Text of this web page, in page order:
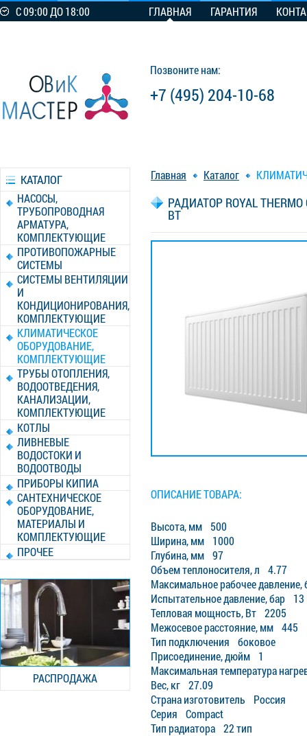
С 09:00 ДО 18:00 ГЛАВНАЯ ГАРАНТИЯ
Позвоните нам:
+7 (495) 204-10-68
КАТАЛОГ
НАСОСЫ,
ТРУБОПРОВОДНАЯ
АРМАТУРА,
КОМПЛЕКТУЮЩИЕ
ПРОТИВОПОЖАРНЫЕ
СИСТЕМЫ
СИСТЕМЫ ВЕНТИЛЯЦИИ
И
КОНДИЦИОНИРОВАНИЯ,
КОМПЛЕКТУЮЩИЕ
КЛИМАТИЧЕСКОЕ
ОБОРУДОВАНИЕ,
КОМПЛЕКТУЮЩИЕ
ТРУБЫ ОТОПЛЕНИЯ,
ВОДООТВЕДЕНИЯ,
КАНАЛИЗАЦИИ,
КОМПЛЕКТУЮЩИЕ
КОТЛЫ
ЛИВНЕВЫЕ
ВОДОСТОКИ И
ВОДООТВОДЫ
ПРИБОРЫ КИПИА
САНТЕХНИЧЕСКОЕ
ОБОРУДОВАНИЕ,
МАТЕРИАЛЫ И
КОМПЛЕКТУЮЩИЕ
ПРОЧЕЕ
РАСПРОДАЖА
Главная Каталог
РАДИАТОР ROYAL
ВТ
ОПИСАНИЕ ТОВАРА:
Высота, мм 500
Ширина, мм 1000
Глубина, мм 97
Объем теплоносителя, л 4.77
Максимальное рабочее
Испытательное давление, бар 13
Тепловая мощность, Вт 2205
Межосевое расстояние, мм 445
Тип подключения боковое
Присоединение, дюйм 1
Максимальная температура
Вес, кг 27.09
Страна изготовитель Россия
Серия Compact
Тип радиатора 22 тип